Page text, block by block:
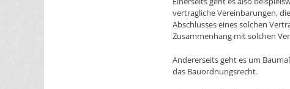
vertragliche Vereinbarungen,
Abschlusses eines solchen
Zusammenhang mit solchen
Andererseits geht es um
das Bauordnungsrecht.